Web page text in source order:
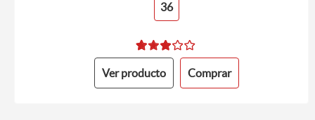
36
Ver producto Comprar